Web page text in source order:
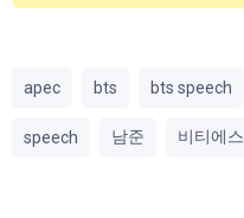
apec bts bts speech
speech 남준 비티에스